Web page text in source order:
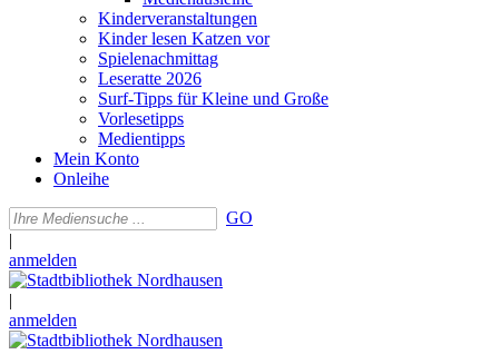
Kinderveranstaltungen
Kinder lesen Katzen vor
Spielenachmittag
Leseratte 2026
Surf-Tipps für Kleine und Große
Vorlesetipps
Medientipps
Mein Konto
Onleihe
GO
|
anmelden
|
anmelden